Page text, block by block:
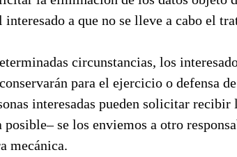
interesado a que no se lleve a cabo el
circunstancias, los
para el ejercicio o defensa
interesadas pueden solicitar
posible– se los enviemos a otro
mecánica.